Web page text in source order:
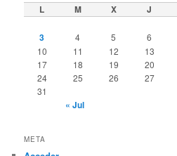
L M X J
3 4 5 6
10
11 12 13
17
18 19 20
24
25 26 27
31
« Jul
META